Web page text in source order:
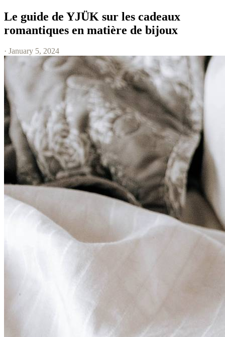
Le guide de YJÜK sur les cadeaux
romantiques en matière de bijoux
· January 5, 2024